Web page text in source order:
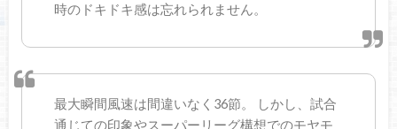
時のドキドキ感は忘れられません。
最大瞬間風速は間違いなく36節。 しかし、試合
通じての印象やスーパーリーグ構想でのモヤモ